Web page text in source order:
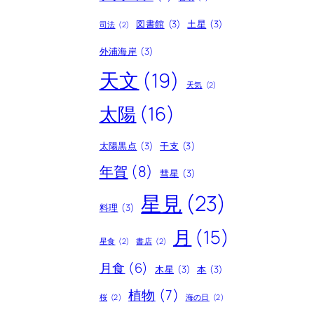
司法 (2) 図書館 (3) 土星 (3)
外浦海岸 (3)
天文 (19) 天気 (2)
太陽 (16)
太陽黒点 (3) 干支 (3)
年賀 (8) 彗星 (3)
料理 (3) 星見 (23)
星食 (2) 書店 (2) 月 (15)
月食 (6) 木星 (3) 本 (3)
桜 (2) 植物 (7) 海の日 (2)